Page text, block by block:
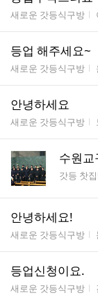
게시판명
새로운 갓등식구방
등업 해주세요~
게시판명
새로운 갓등식구방
안녕하세요
게시판명
새로운 갓등식구방
수원
게시판명
갓등 찻
안녕하세요!
게시판명
새로운 갓등식구방
등업신청이요.
게시판명
새로운 갓등식구방